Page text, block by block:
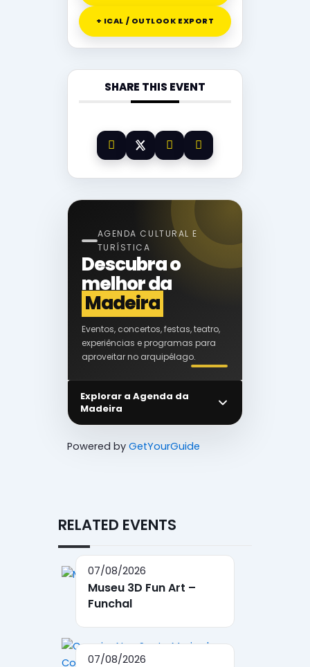
+ ICAL / OUTLOOK EXPORT
SHARE THIS EVENT
AGENDA CULTURAL E
TURÍSTICA
Descubra o
melhor da
Madeira
Eventos, concertos, festas, teatro,
experiências e programas para
aproveitar no arquipélago.
Explorar a Agenda da
Madeira
Powered by GetYourGuide
RELATED EVENTS
07/08/2026
Museu 3D Fun Art –
Funchal
07/08/2026